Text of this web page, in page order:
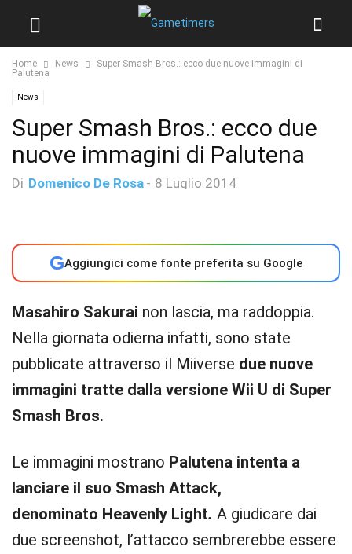
Home News
Super Smash Bros.: ecco due nuove immagini di
Palutena
News
Super Smash Bros.: ecco due
nuove immagini di Palutena
Di Domenico De Rosa - 8 Luglio 2014
GAggiungici come fonte preferita su Google
Masahiro Sakurai non lascia, ma raddoppia.
Nella giornata odierna infatti, sono state
pubblicate attraverso il Miiverse due nuove
immagini tratte dalla versione Wii U di Super
Smash Bros.
Le immagini mostrano Palutena intenta a
lanciare il suo Smash Attack,
denominato Heavenly Light. A giudicare dai
due screenshot, l’attacco sembrerebbe essere